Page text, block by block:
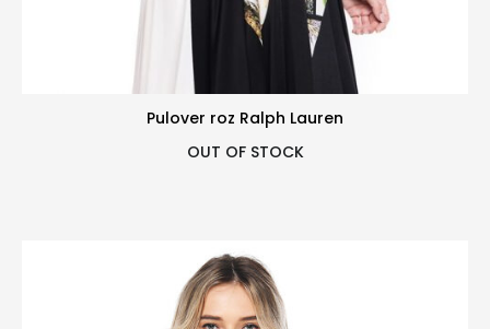
Pulover roz Ralph Lauren
OUT OF STOCK